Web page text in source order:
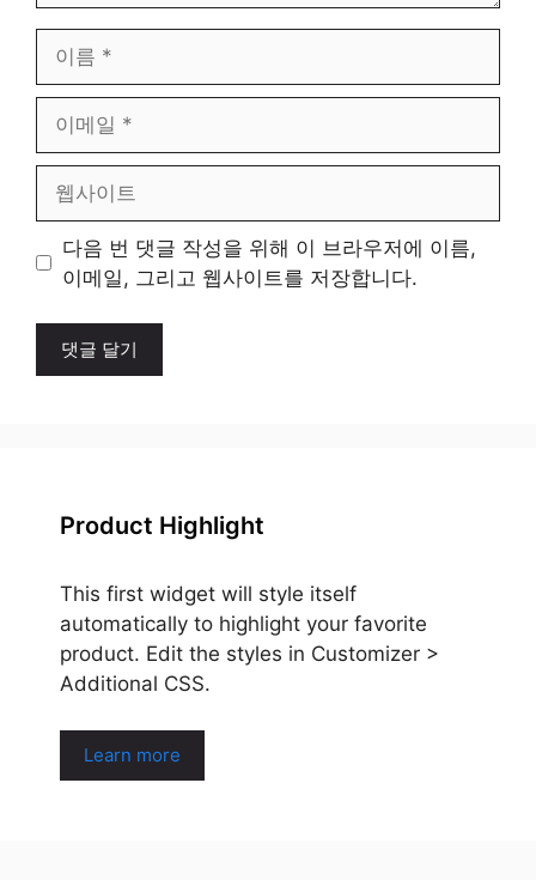
일
트
다음 번 댓글 작성을 위해 이 브라우저에 이름,
이메일, 그리고 웹사이트를 저장합니다.
Product Highlight
This first widget will style itself
automatically to highlight your favorite
product. Edit the styles in Customizer >
Additional CSS.
Learn more